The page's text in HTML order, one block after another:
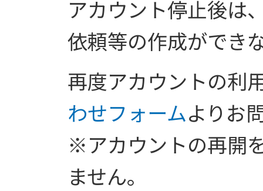
アカウント停止後は
依頼等の作成ができ
再度アカウントの利
わせフォームよりお
※アカウントの再開
ません。